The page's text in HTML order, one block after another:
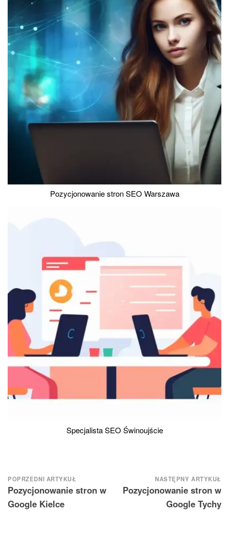
Pozycjonowanie stron SEO Warszawa
Specjalista SEO Świnoujście
Nawigacja
wpisu
POPRZEDNI ARTYKUŁ
Pozycjonowanie stron w
Google Kielce
NASTĘPNY ARTYKUŁ
Pozycjonowanie stron w
Google Tychy